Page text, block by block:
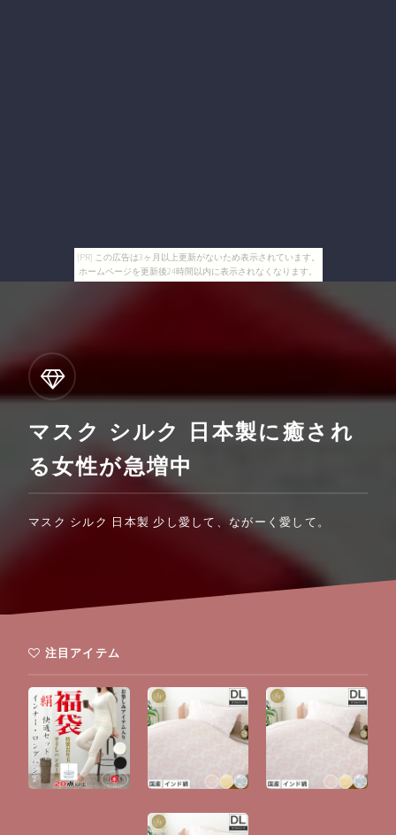
[PR] この広告は3ヶ月以上更新がないため表示されています。
ホームページを更新後24時間以内に表示されなくなります。
マスク シルク 日本製に癒され
る女性が急増中
マスク シルク 日本製 少し愛して、ながーく愛して。
注目アイテム